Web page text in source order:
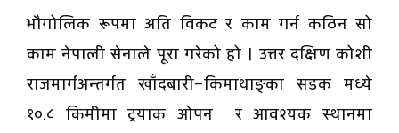
भौगोलिक रूपमा अति विकट र काम गर्न कठिन सो
काम नेपाली सेनाले पूरा गरेको हो । उत्तर दक्षिण कोशी
राजमार्गअन्तर्गत खाँदबारी–किमाथाङ्का सडक मध्ये
१०.८ किमीमा ट्रयाक ओपन र आवश्यक स्थानमा